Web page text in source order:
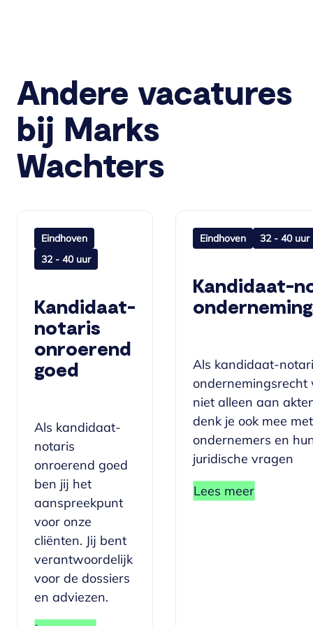
Andere vacatures
bij Marks
Wachters
Eindhoven
32 - 40 uur
Kandidaat-
notaris
onroerend
goed
Als kandidaat-
notaris
onroerend goed
ben jij het
aanspreekpunt
voor onze
cliënten. Jij bent
verantwoordelijk
voor de dossiers
en adviezen.
Eindhoven 32 - 40 uur
Kandidaat-
Als kandidaat-
ondernemingsrecht
niet alleen aan
denk je ook mee met
ondernemers en
juridische vragen
Lees meer